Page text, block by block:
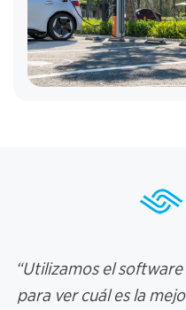
“Utilizamos el
para ver cuál es la